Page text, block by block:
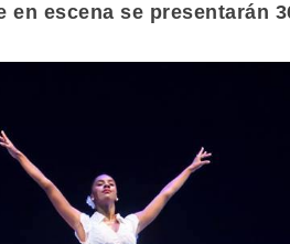
escena se presentarán